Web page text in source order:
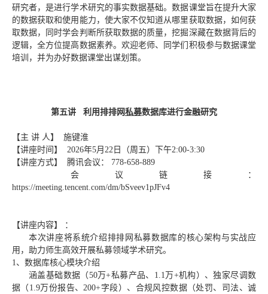
研究者，是进行学术研究的事实数据基础。数据课堂旨在提升大家
的数据获取和使用能力，使大家不仅知道从哪里获取数据，如何获
取数据，同时学会判断所获取数据的质量，挖掘深藏在数据背后的
逻辑，全方位提高数据素养。欢迎老师、同学们积极参与数据课堂
培训，并为办好数据课堂出谋划策。
第五讲 利用排排网私募数据库进行金融研究
【主 讲 人】
施键淮
【讲座时间】
2026年5月22日（周五）下午2:00-3:30
【讲座方式】
腾讯会议：
778-658-889
会议链接：
https://meeting.tencent.com/dm/bSveev1pJFv4
【讲座内容】
：
本次讲座将系统介绍排排网私募数据库的核心架构与实战应
用，助力师生高效开展私募领域学术研究。
1、数据库核心模块介绍
涵盖基础数据（50万+私募产品、1.1万+机构）、独家尽调数
据（1.9万份报告、200+字段）、合规风控数据（处罚、司法、诚